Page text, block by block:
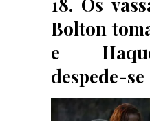
Bolton
e
despede-se